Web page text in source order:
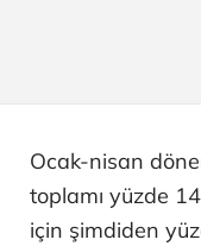
Ocak-nisan
toplamı yüzde
için şimdiden